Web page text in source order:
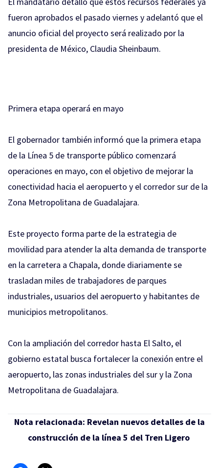
fueron aprobados el pasado viernes y adelantó que el
anuncio oficial del proyecto será realizado por la
presidenta de México, Claudia Sheinbaum.
Primera etapa operará en mayo
El gobernador también informó que la primera etapa
de la Línea 5 de transporte público comenzará
operaciones en mayo, con el objetivo de mejorar la
conectividad hacia el aeropuerto y el corredor sur de la
Zona Metropolitana de Guadalajara.
Este proyecto forma parte de la estrategia de
movilidad para atender la alta demanda de transporte
en la carretera a Chapala, donde diariamente se
trasladan miles de trabajadores de parques
industriales, usuarios del aeropuerto y habitantes de
municipios metropolitanos.
Con la ampliación del corredor hasta El Salto, el
gobierno estatal busca fortalecer la conexión entre el
aeropuerto, las zonas industriales del sur y la Zona
Metropolitana de Guadalajara.
Nota relacionada: Revelan nuevos detalles de la
construcción de la línea 5 del Tren Ligero